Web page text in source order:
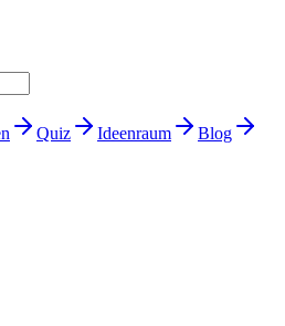
Quiz Ideenraum
Blog